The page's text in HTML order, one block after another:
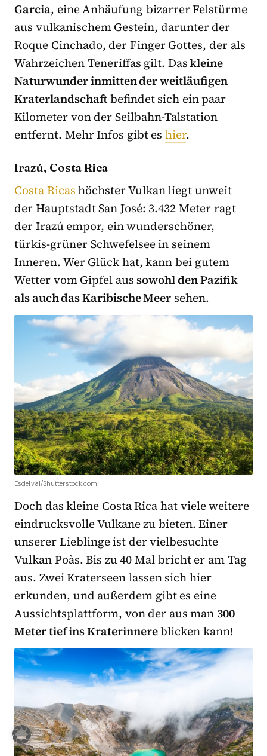
Garcia, eine Anhäufung bizarrer Felstürme
aus vulkanischem Gestein, darunter der
Roque Cinchado, der Finger Gottes, der als
Wahrzeichen Teneriffas gilt. Daskleine
Naturwunder inmitten der weitläufigen
Kraterlandschaftbefindet sich ein paar
Kilometer von der Seilbahn-Talstation
entfernt. Mehr Infos gibt eshier.
Irazú, Costa Rica
Costa Ricashöchster Vulkan liegt unweit
der Hauptstadt San José: 3.432 Meter ragt
der Irazú empor, ein wunderschöner,
türkis-grüner Schwefelsee in seinem
Inneren. Wer Glück hat, kann bei gutem
Wetter vom Gipfel aussowohl den Pazifik
als auch das Karibische Meer sehen.
Esdelval/Shutterstock.com
Doch das kleine Costa Rica hat viele weitere
eindrucksvolle Vulkane zu bieten. Einer
unserer Lieblinge ist der vielbesuchte
Vulkan Poàs. Bis zu 40 Mal bricht er am Tag
aus. Zwei Kraterseen lassen sich hier
erkunden, und außerdem gibt es eine
Aussichtsplattform, von der aus man 300
Meter tief ins Kraterinnereblicken kann!